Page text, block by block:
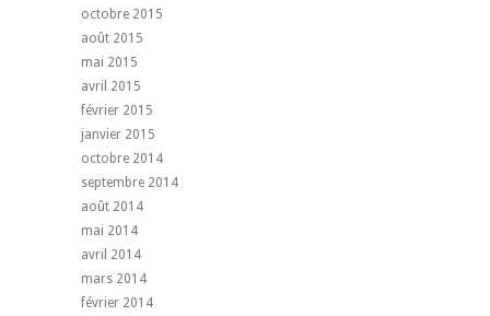
octobre 2015
août 2015
mai 2015
avril 2015
février 2015
janvier 2015
octobre 2014
septembre 2014
août 2014
mai 2014
avril 2014
mars 2014
février 2014